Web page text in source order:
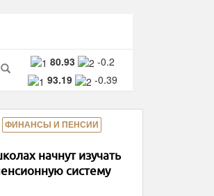
80.93
-0.2
93.19
-0.39
ФИНАНСЫ И ПЕНСИИ
начнут изучать
систему